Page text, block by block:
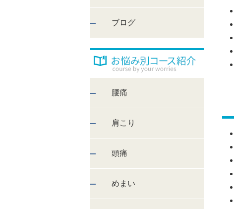
ブログ
腰痛
肩こり
頭痛
めまい